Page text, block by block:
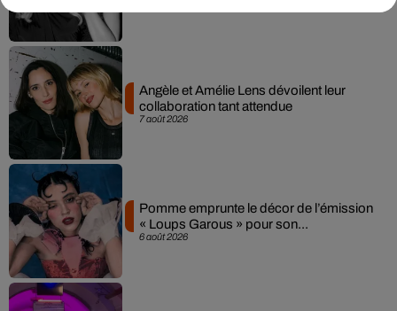
7 août 2026
Angèle et Amélie Lens dévoilent leur
collaboration tant attendue
6 août 2026
Pomme emprunte le décor de l’émission
« Loups Garous » pour son...